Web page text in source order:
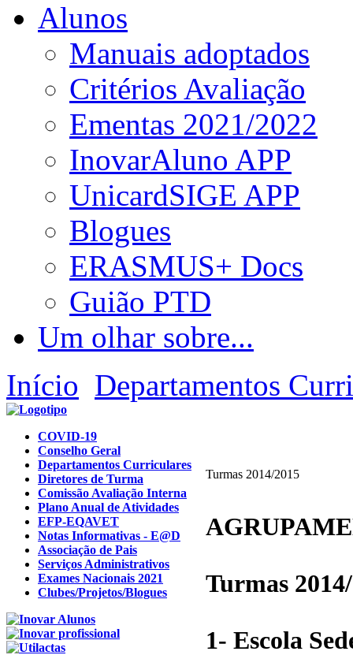
Alunos
Manuais adoptados
Critérios Avaliação
Ementas 2021/2022
InovarAluno APP
UnicardSIGE APP
Blogues
ERASMUS+ Docs
Guião PTD
Um olhar sobre...
Início Departamentos
Turmas 2014/2015
Turmas
1- Escola
COVID-19
Conselho Geral
Departamentos Curriculares
Diretores de Turma
Comissão Avaliação Interna
Plano Anual de Atividades
EFP-EQAVET
Notas Informativas - E@D
Associação de Pais
Serviços Administrativos
Exames Nacionais 2021
Clubes/Projetos/Blogues